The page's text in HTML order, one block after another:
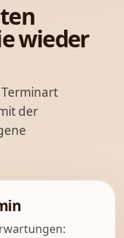
wieder
der